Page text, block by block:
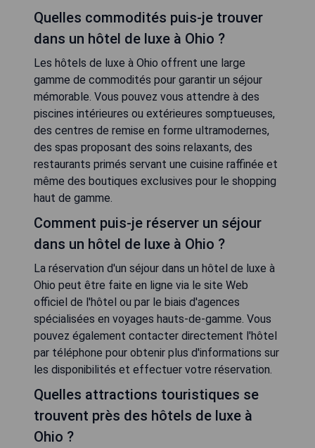
Quelles commodités puis-je trouver
dans un hôtel de luxe à Ohio ?
Les hôtels de luxe à Ohio offrent une large
gamme de commodités pour garantir un séjour
mémorable. Vous pouvez vous attendre à des
piscines intérieures ou extérieures somptueuses,
des centres de remise en forme ultramodernes,
des spas proposant des soins relaxants, des
restaurants primés servant une cuisine raffinée et
même des boutiques exclusives pour le shopping
haut de gamme.
Comment puis-je réserver un séjour
dans un hôtel de luxe à Ohio ?
La réservation d'un séjour dans un hôtel de luxe à
Ohio peut être faite en ligne via le site Web
officiel de l'hôtel ou par le biais d'agences
spécialisées en voyages hauts-de-gamme. Vous
pouvez également contacter directement l'hôtel
par téléphone pour obtenir plus d'informations sur
les disponibilités et effectuer votre réservation.
Quelles attractions touristiques se
trouvent près des hôtels de luxe à
Ohio ?